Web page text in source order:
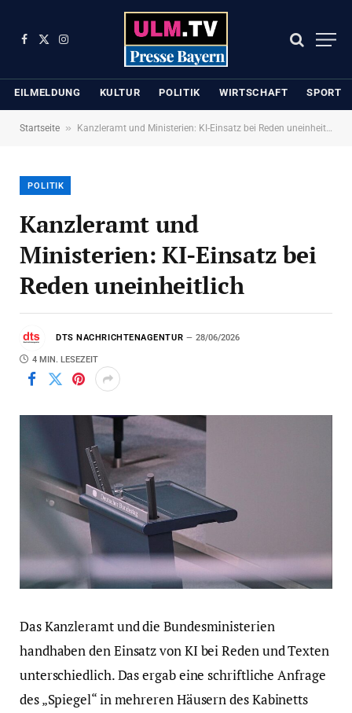
Facebook
X
Instagram
EILMELDUNG KULTUR POLITIK WIRTSCHAFT SPORT
Startseite » Kanzleramt und Ministerien: KI-Einsatz bei Reden uneinheitlich
POLITIK
Kanzleramt und
Ministerien: KI-Einsatz bei
Reden uneinheitlich
DTS NACHRICHTENAGENTUR 28/06/2026
4 MIN. LESEZEIT
Das Kanzleramt und die Bundesministerien
handhaben den Einsatz von KI bei Reden und Texten
unterschiedlich. Das ergab eine schriftliche Anfrage
des „Spiegel“ in mehreren Häusern des Kabinetts